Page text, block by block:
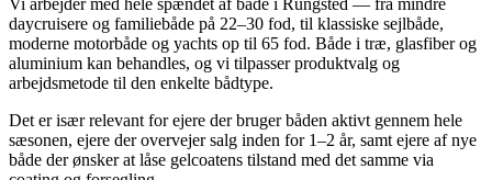
Vi arbejder med hele spændet af både i Rungsted — fra mindre
daycruisere og familiebåde på 22–30 fod, til klassiske sejlbåde,
moderne motorbåde og yachts op til 65 fod. Både i træ, glasfiber og
aluminium kan behandles, og vi tilpasser produktvalg og
arbejdsmetode til den enkelte bådtype.
Det er især relevant for ejere der bruger båden aktivt gennem hele
sæsonen, ejere der overvejer salg inden for 1–2 år, samt ejere af nye
både der ønsker at låse gelcoatens tilstand med det samme via